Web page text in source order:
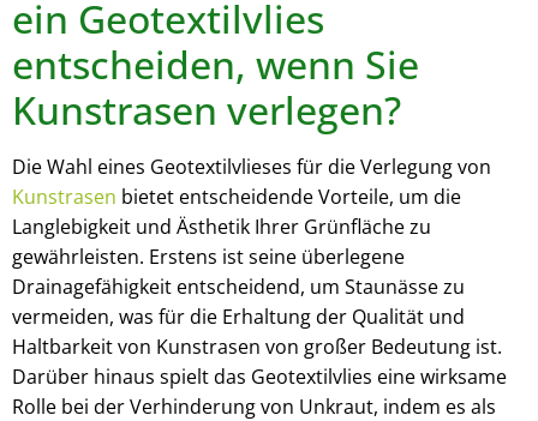
ein Geotextilvlies
entscheiden, wenn Sie
Kunstrasen verlegen?
Die Wahl eines Geotextilvlieses für die Verlegung von
Kunstrasen bietet entscheidende Vorteile, um die
Langlebigkeit und Ästhetik Ihrer Grünfläche zu
gewährleisten. Erstens ist seine überlegene
Drainagefähigkeit entscheidend, um Staunässe zu
vermeiden, was für die Erhaltung der Qualität und
Haltbarkeit von Kunstrasen von großer Bedeutung ist.
Darüber hinaus spielt das Geotextilvlies eine wirksame
Rolle bei der Verhinderung von Unkraut, indem es als